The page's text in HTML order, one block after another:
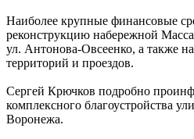
Наиболее крупные финансовые
реконструкцию набережной
ул. Антонова-Овсеенко, а также
территорий и проездов.
Сергей Крючков подробно
комплексного благоустройства
Воронежа.